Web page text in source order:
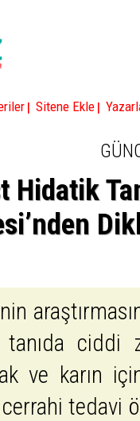
| Sitene Ekle |
Hidatik
ciddi
ve karın
tedavi